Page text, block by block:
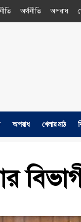
অর্থনীতি অপরাধ
অপরাধ খেলার মাঠ